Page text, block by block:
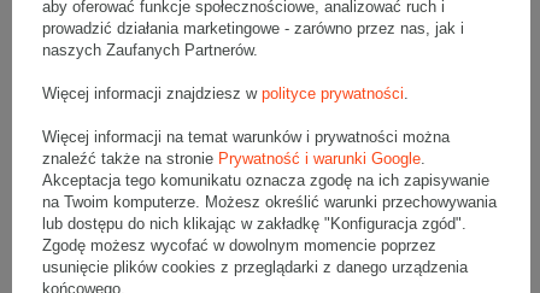
Zestaw 3 palet szarych kartonów klapowych - 480 szt.
Wymiary zewnętrzne: 550x550x400mm (długość x szerokość x
wysokość)
Opakowanie wykonane jest z tektury falistej 5-warstwowej, fala BC
590 g/m2
Wymiary
aby oferować funkcje społecznościowe, analizować ruch i
prowadzić działania marketingowe - zarówno przez nas, jak i
naszych Zaufanych Partnerów.
Więcej informacji znajdziesz w polityce prywatności
Więcej informacji na temat warunków i prywatności można
znaleźć także na stronie Prywatność i warunki Google
Akceptacja tego komunikatu oznacza zgodę na ich zapisywanie
na Twoim komputerze. Możesz określić warunki przechowywania
lub dostępu do nich klikając w zakładkę "Konfiguracja zgód".
Zgodę możesz wycofać w dowolnym momencie poprzez
usunięcie plików cookies z przeglądarki z danego urządzenia
końcowego.